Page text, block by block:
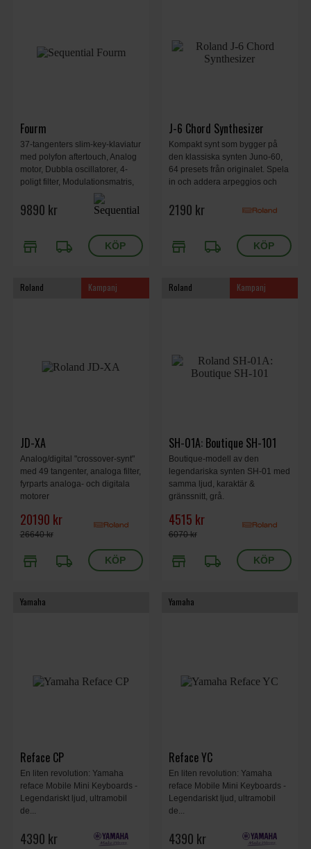
Fourm
37-tangenters slim-key-klaviatur
med polyfon aftertouch, Analog
motor, Dubbla oscillatorer, 4-
poligt filter, Modulationsmatris,
128 förinställningar, Arpeggiator,
Sequencer, MIDI/USB,
3,97 kg.
9890 kr
store local_shipping
J-6 Chord Synthesizer
Kompakt synt som bygger på
den klassiska synten Juno-60,
64 presets från originalet. Spela
in och addera arpeggios och
2190 kr
store local_shipping
Roland Kampanj
JD-XA
Analog/digital "crossover-synt"
med 49 tangenter, analoga filter,
fyrparts analoga- och digitala
motorer
20190 kr
26640 kr
store local_shipping
Roland Kampanj
SH-01A: Boutique SH-101
Boutique-modell av den
legendariska synten SH-01 med
samma ljud, karaktär &
gränssnitt, grå.
4515 kr
6070 kr
store local_shipping
Yamaha
Reface CP
En liten revolution: Yamaha
reface Mobile Mini Keyboards -
Legendariskt ljud, ultramobil
de...
4390 kr
Yamaha
Reface YC
En liten revolution: Yamaha
reface Mobile Mini Keyboards -
Legendariskt ljud, ultramobil
de...
4390 kr